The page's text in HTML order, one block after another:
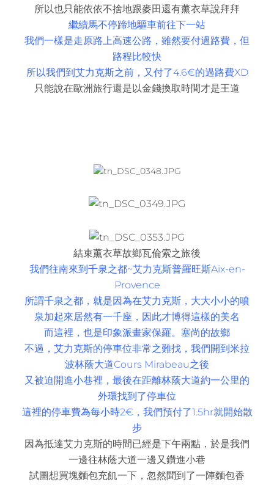
所以也只能依依不捨地跟麥田還有薰衣草說拜拜
繼續馬不停蹄地驅車前往下一站
我們一樣是走原路上高速公路，雖然要付過路費，但
路程比較快
所以我們到艾力克斯之前，又付了4.6€的過路費XD
只能說在歐洲旅行還是以金錢換取時間才是王道
結束薰衣草故鄉瓦倫索之旅後
我們往南來到千泉之都~艾力克斯普羅旺斯Aix-en-
Provence
所謂千泉之都，就是因為在艾力克斯，大大小小的噴
泉加起來居然有一千座，因此才博得這樣的美名
而這裡，也是印象派畫家保羅。塞尚的故鄉
不過，艾力克斯的停車位非常之難找，我們開到米拉
波林蔭大道Cours Mirabeau之後
又被迫開進小巷裡，最後在距離林蔭大道約一公里的
外環找到了停車位
這裡的停車費為每小時2€，我們預付了1.5hr就開始散
步
因為抵達艾力克斯的時間已經是下午兩點，於是我們
一邊往林蔭大道一邊又鑽進小巷
試圖想買塊麵包充飢一下，忽然聞到了一陣麵包香